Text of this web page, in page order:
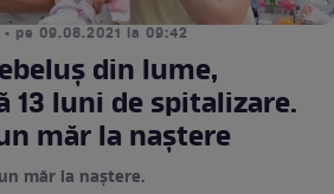
• pe 09.08.2021 la 09:42
din lume,
13 luni de spitalizare.
măr la naștere
măr la naștere.